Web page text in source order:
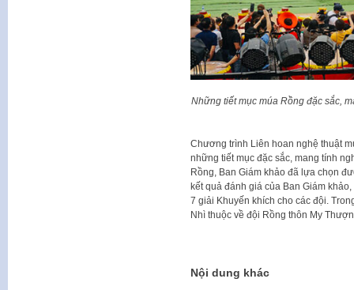
Những tiết mục múa Rồng đặc sắc,
Chương trình Liên hoan nghệ thuật
những tiết mục đặc sắc, mang tính
Rồng, Ban Giám khảo đã lựa chọn
kết quả đánh giá của Ban Giám
7 giải Khuyến khích cho các đội.
Nhì thuộc về đội Rồng thôn My
Nội dung khác